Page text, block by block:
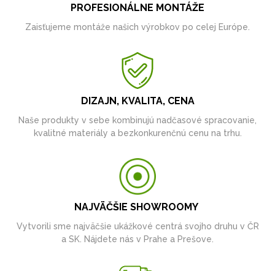
PROFESIONÁLNE MONTÁŽE
Zaisťujeme montáže našich výrobkov po celej Európe.
DIZAJN, KVALITA, CENA
Naše produkty v sebe kombinujú nadčasové spracovanie,
kvalitné materiály a bezkonkurenčnú cenu na trhu.
NAJVÄČŠIE SHOWROOMY
Vytvorili sme najväčšie ukážkové centrá svojho druhu v ČR
a SK. Nájdete nás v Prahe a Prešove.